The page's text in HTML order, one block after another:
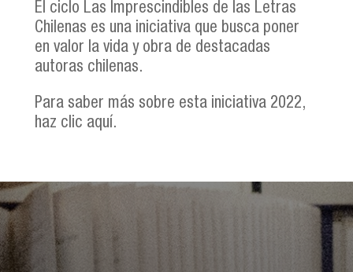
El ciclo Las Imprescindibles de las Letras
Chilenas es una iniciativa que busca poner
en valor la vida y obra de destacadas
autoras chilenas.
Para saber más sobre esta iniciativa 2022,
haz clic aquí.